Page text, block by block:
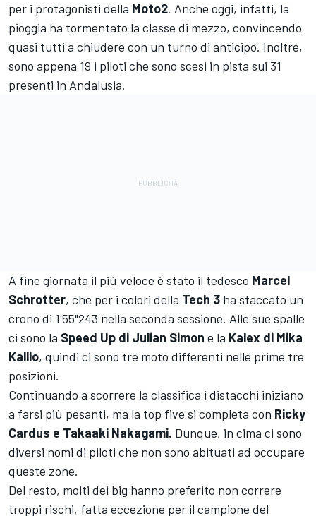
per i protagonisti della Moto2. Anche oggi, infatti, la
pioggia ha tormentato la classe di mezzo, convincendo
quasi tutti a chiudere con un turno di anticipo. Inoltre,
sono appena 19 i piloti che sono scesi in pista sui 31
presenti in Andalusia.
A fine giornata il più veloce è stato il tedesco Marcel
Schrotter, che per i colori della Tech 3 ha staccato un
crono di 1'55"243 nella seconda sessione. Alle sue spalle
ci sono la Speed Up di Julian Simon e la Kalex di Mika
Kallio, quindi ci sono tre moto differenti nelle prime tre
posizioni.
Continuando a scorrere la classifica i distacchi iniziano
a farsi più pesanti, ma la top five si completa con Ricky
Cardus e Takaaki Nakagami. Dunque, in cima ci sono
diversi nomi di piloti che non sono abituati ad occupare
queste zone.
Del resto, molti dei big hanno preferito non correre
troppi rischi, fatta eccezione per il campione del